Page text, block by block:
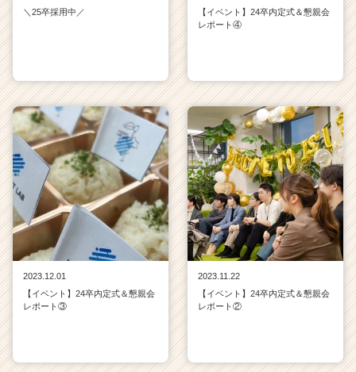
＼25卒採用中／
【イベント】24卒内定式＆懇親会
レポート④
2023.12.01
【イベント】24卒内定式＆懇親会
レポート③
2023.11.22
【イベント】24卒内定式＆懇親会
レポート②